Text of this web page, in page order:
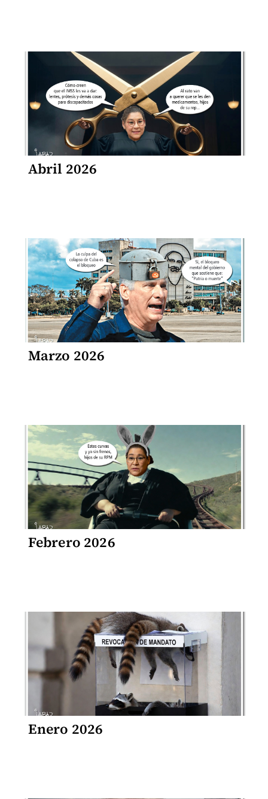
Abril 2026
Marzo 2026
Febrero 2026
Enero 2026